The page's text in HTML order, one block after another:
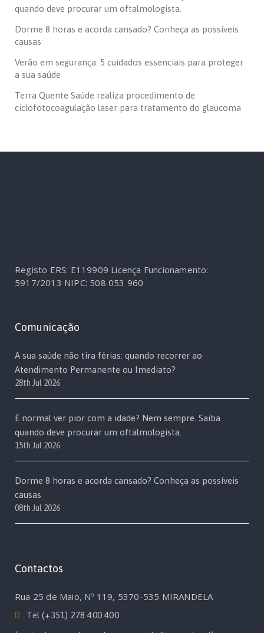
quando deve procurar um oftalmologista.
Dorme 8 horas e acorda cansado? Conheça as possíveis
causas
Verão em segurança: 5 cuidados essenciais para proteger
a sua saúde
Terra Quente Saúde realiza procedimento de
ciclofotocoagulação laser para tratamento do glaucoma
Registo ERS: E119909 Licença Funcionamento:
5917/2013 NIPC: 508 053 960
Comunicação
A sua saúde não tira férias: quando recorrer ao
Atendimento Permanente ou Imediato?
28th Jul 2026
É normal ver pior com a idade? Nem sempre. Saiba
quando deve procurar um oftalmologista.
15th Jul 2026
Dorme 8 horas e acorda cansado? Conheça as possíveis
causas
08th Jul 2026
Contactos
Rua 25 de Maio, Nº 119, 5370-535 MIRANDELA
Tel(+351) 278 400 400